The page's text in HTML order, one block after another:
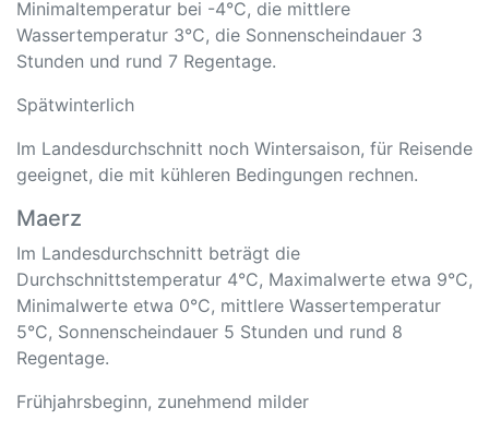
Minimaltemperatur bei -4°C, die mittlere
Wassertemperatur 3°C, die Sonnenscheindauer 3
Stunden und rund 7 Regentage.
Spätwinterlich
Im Landesdurchschnitt noch Wintersaison, für Reisende
geeignet, die mit kühleren Bedingungen rechnen.
Maerz
Im Landesdurchschnitt beträgt die
Durchschnittstemperatur 4°C, Maximalwerte etwa 9°C,
Minimalwerte etwa 0°C, mittlere Wassertemperatur
5°C, Sonnenscheindauer 5 Stunden und rund 8
Regentage.
Frühjahrsbeginn, zunehmend milder